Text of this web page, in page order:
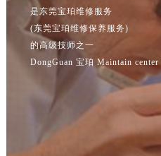
是东莞宝珀维修服务
(东莞宝珀维修保养服务)
的高级技师之一
DongGuan 宝珀 Maintain center